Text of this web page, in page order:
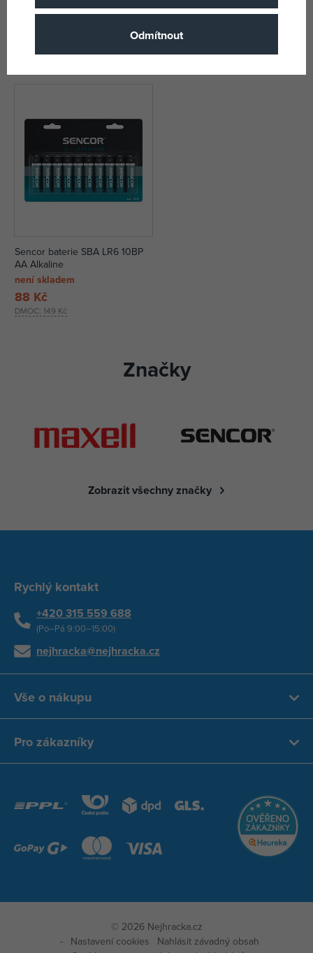
Alkalická baterie 6LR61 1BP ALK
69 Kč
Sencor baterie SBA LR6 4BP
není skladem
44 Kč
Sencor baterie SBA LR6 10BP
AA Alkaline
není skladem
DMOC: 149 Kč
88 Kč
Značky
Zobrazit všechny značky
Rychlý kontakt
+420 315 559 688
(Po–Pá 9:00–15:00)
nejhracka@nejhracka.cz
Vše o nákupu
Pro zákazníky
© 2026 Nejhracka.cz
Nastavení cookies
Nahlásit závadný obsah
Odmítnout